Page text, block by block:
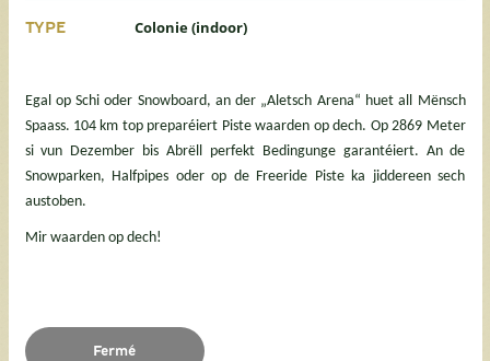
TYPE Colonie (indoor)
Egal op Schi oder Snowboard, an der „Aletsch Arena“ huet all Mënsch
Spaass. 104 km top preparéiert Piste waarden op dech. Op 2869 Meter
si vun Dezember bis Abrëll perfekt Bedingunge garantéiert. An de
Snowparken, Halfpipes oder op de Freeride Piste ka jiddereen sech
austoben.
Mir waarden op dech!
Fermé